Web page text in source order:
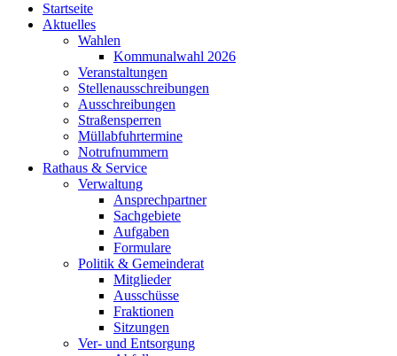
Startseite
Aktuelles
Wahlen
Kommunalwahl 2026
Veranstaltungen
Stellenausschreibungen
Ausschreibungen
Straßensperren
Müllabfuhrtermine
Notrufnummern
Rathaus & Service
Verwaltung
Ansprechpartner
Sachgebiete
Aufgaben
Formulare
Politik & Gemeinderat
Mitglieder
Ausschüsse
Fraktionen
Sitzungen
Ver- und Entsorgung